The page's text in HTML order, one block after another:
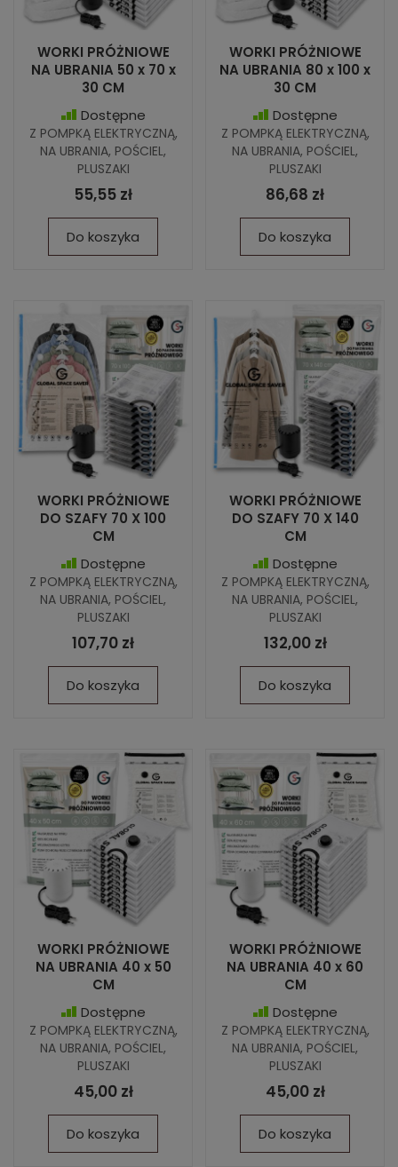
WORKI PRÓŻNIOWE
NA UBRANIA 50 x 70 x
30 CM
Dostępne
Z POMPKĄ ELEKTRYCZNĄ,
NA UBRANIA, POŚCIEL,
PLUSZAKI
55,55 zł
Do koszyka
WORKI PRÓŻNIOWE
NA UBRANIA 80 x 100 x
30 CM
Dostępne
Z POMPKĄ ELEKTRYCZNĄ,
NA UBRANIA, POŚCIEL,
PLUSZAKI
86,68 zł
Do koszyka
WORKI PRÓŻNIOWE
DO SZAFY 70 X 100
CM
Dostępne
Z POMPKĄ ELEKTRYCZNĄ,
NA UBRANIA, POŚCIEL,
PLUSZAKI
107,70 zł
Do koszyka
WORKI PRÓŻNIOWE
DO SZAFY 70 X 140
CM
Dostępne
Z POMPKĄ ELEKTRYCZNĄ,
NA UBRANIA, POŚCIEL,
PLUSZAKI
132,00 zł
Do koszyka
WORKI PRÓŻNIOWE
NA UBRANIA 40 x 50
CM
Dostępne
Z POMPKĄ ELEKTRYCZNĄ,
NA UBRANIA, POŚCIEL,
PLUSZAKI
45,00 zł
Do koszyka
WORKI PRÓŻNIOWE
NA UBRANIA 40 x 60
CM
Dostępne
Z POMPKĄ ELEKTRYCZNĄ,
NA UBRANIA, POŚCIEL,
PLUSZAKI
45,00 zł
Do koszyka